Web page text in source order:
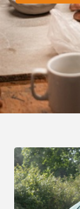
filosofisk
sammen.